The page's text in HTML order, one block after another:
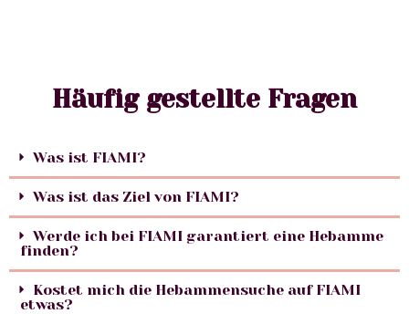
Häufig gestellte Fragen
Was ist FIAMI?
Was ist das Ziel von FIAMI?
Werde ich bei FIAMI garantiert eine Hebamme
finden?
Kostet mich die Hebammensuche auf FIAMI
etwas?